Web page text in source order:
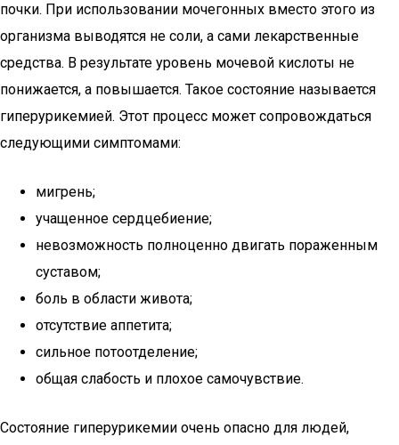
почки. При использовании мочегонных вместо этого из
организма выводятся не соли, а сами лекарственные
средства. В результате уровень мочевой кислоты не
понижается, а повышается. Такое состояние называется
гиперурикемией. Этот процесс может сопровождаться
следующими симптомами:
мигрень;
учащенное сердцебиение;
невозможность полноценно двигать пораженным
суставом;
боль в области живота;
отсутствие аппетита;
сильное потоотделение;
общая слабость и плохое самочувствие.
Состояние гиперурикемии очень опасно для людей,